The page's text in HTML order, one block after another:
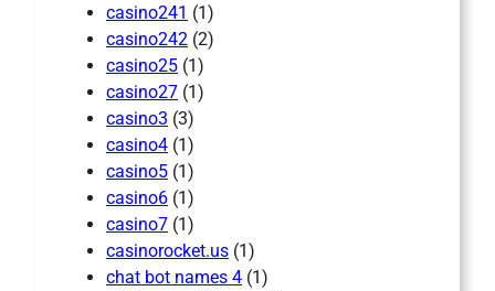
casino241 (1)
casino242 (2)
casino25 (1)
casino27 (1)
casino3 (3)
casino4 (1)
casino5 (1)
casino6 (1)
casino7 (1)
casinorocket.us (1)
chat bot names 4 (1)